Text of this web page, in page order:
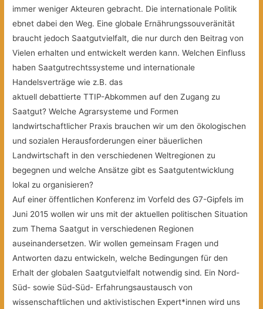
immer weniger Akteuren gebracht. Die internationale Politik
ebnet dabei den Weg. Eine globale Ernährungssouveränität
braucht jedoch Saatgutvielfalt, die nur durch den Beitrag von
Vielen erhalten und entwickelt werden kann. Welchen Einfluss
haben Saatgutrechtssysteme und internationale
Handelsverträge wie z.B. das
aktuell debattierte TTIP-Abkommen auf den Zugang zu
Saatgut? Welche Agrarsysteme und Formen
landwirtschaftlicher Praxis brauchen wir um den ökologischen
und sozialen Herausforderungen einer bäuerlichen
Landwirtschaft in den verschiedenen Weltregionen zu
begegnen und welche Ansätze gibt es Saatgutentwicklung
lokal zu organisieren?
Auf einer öffentlichen Konferenz im Vorfeld des G7-Gipfels im
Juni 2015 wollen wir uns mit der aktuellen politischen Situation
zum Thema Saatgut in verschiedenen Regionen
auseinandersetzen. Wir wollen gemeinsam Fragen und
Antworten dazu entwickeln, welche Bedingungen für den
Erhalt der globalen Saatgutvielfalt notwendig sind. Ein Nord-
Süd- sowie Süd-Süd- Erfahrungsaustausch von
wissenschaftlichen und aktivistischen Expert*innen wird uns